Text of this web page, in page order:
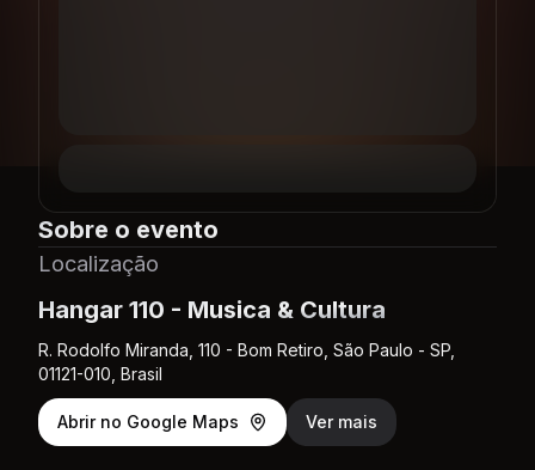
Sobre o evento
Localização
Hangar 110 - Musica & Cultura
R. Rodolfo Miranda, 110 - Bom Retiro, São Paulo - SP,
01121-010, Brasil
Abrir no Google Maps Ver mais